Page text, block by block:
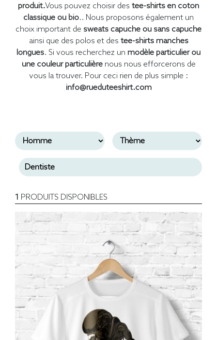
produit.Vous pouvez choisir des tee-shirts en coton
classique ou bio.. Nous proposons également un
choix important de sweats capuche ou sans capuche
ainsi que des polos et des tee-shirts manches
longues. Si vous recherchez un modèle particulier ou
une couleur particulièrenous nous efforcerons de
vous la trouver. Pour ceci rien de plus simple :
info@rueduteeshirt.com
1 PRODUITS DISPONIBLES